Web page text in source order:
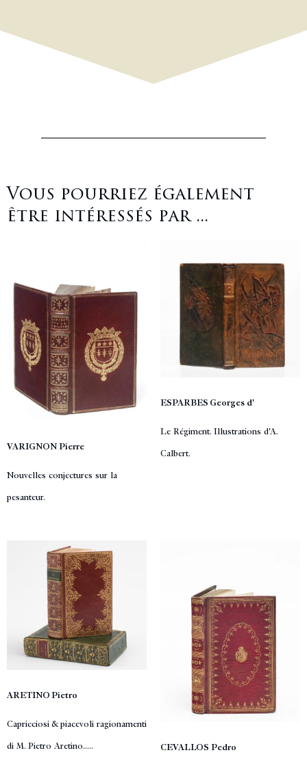
Vous pourriez également
être intéressés par ...
VARIGNON Pierre
Nouvelles conjectures sur la
pesanteur.
ESPARBES Georges d'
Le Régiment. Illustrations d'A.
Calbert.
ARETINO Pietro
Capricciosi & piacevoli ragionamenti
di M. Pietro Aretino..... CEVALLOS Pedro